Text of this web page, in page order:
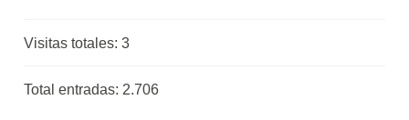
Visitas totales:3
Total entradas: 2.706